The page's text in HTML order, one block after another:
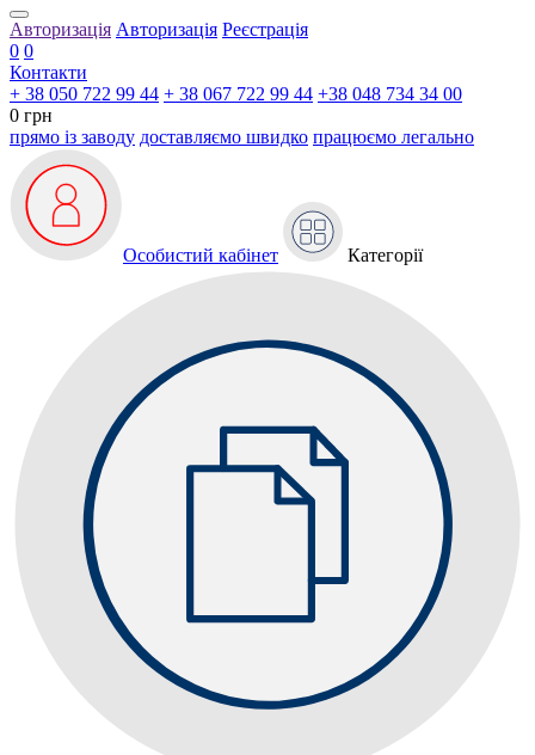
Авторизація Авторизація Реєстрація
0 0
Контакти
+ 38 050 722 99 44 + 38 067 722 99 44 +38 048 734 34 00
0 грн
прямо із заводу доставляємо швидко працюємо легально
Особистий кабінет Категорії